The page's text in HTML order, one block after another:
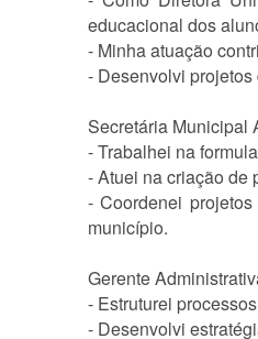
educacional dos
- Minha atuação
- Desenvolvi
Secretária Municipal
- Trabalhei na
- Atuei na criação de
- Coordenei
município.
Gerente
- Estruturei
- Desenvolvi